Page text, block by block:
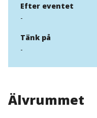
Efter eventet
-
Tänk på
-
Älvrummet